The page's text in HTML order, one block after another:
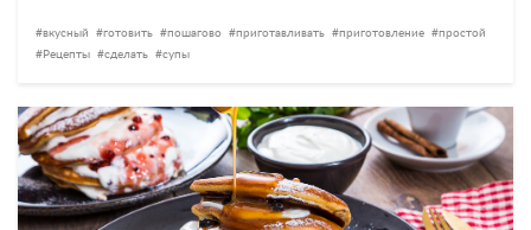
вкусный готовить пошагово приготавливать приготовление
простой
Рецепты
сделать супы